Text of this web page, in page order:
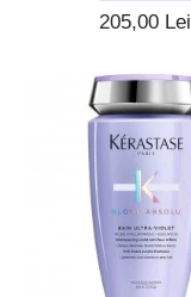
205,00 Lei